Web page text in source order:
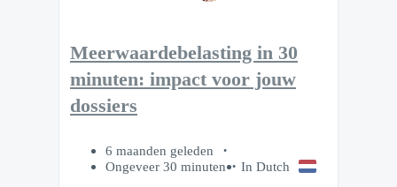
Meerwaardebelasting in 30
minuten: impact voor jouw
dossiers
6 maanden geleden
Ongeveer 30 minuten
In Dutch